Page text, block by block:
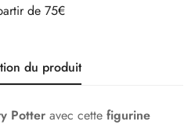
de 75€
du produit
Potter avec cette figurine